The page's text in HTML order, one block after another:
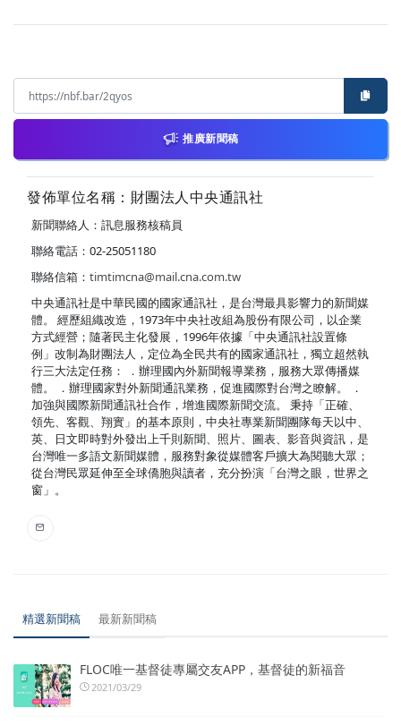
推廣新聞稿
發佈單位名稱：財團法人中央通訊社
新聞聯絡人：訊息服務核稿員
聯絡電話：02-25051180
聯絡信箱： timtimcna@mail.cna.com.tw
中央通訊社是中華民國的國家通訊社，是台灣最具影響力的新聞媒
體。 經歷組織改造，1973年中央社改組為股份有限公司，以企業
方式經營；隨著民主化發展，1996年依據「中央通訊社設置條
例」改制為財團法人，定位為全民共有的國家通訊社，獨立超然執
行三大法定任務： ．辦理國內外新聞報導業務，服務大眾傳播媒
體。 ．辦理國家對外新聞通訊業務，促進國際對台灣之瞭解。 ．
加強與國際新聞通訊社合作，增進國際新聞交流。 秉持「正確、
領先、客觀、翔實」的基本原則，中央社專業新聞團隊每天以中、
英、日文即時對外發出上千則新聞、照片、圖表、影音與資訊，是
台灣唯一多語文新聞媒體，服務對象從媒體客戶擴大為閱聽大眾；
從台灣民眾延伸至全球僑胞與讀者，充分扮演「台灣之眼，世界之
窗」。
精選新聞稿 最新新聞稿
FLOC唯一基督徒專屬交友APP，基督徒的新福音
2021/03/29